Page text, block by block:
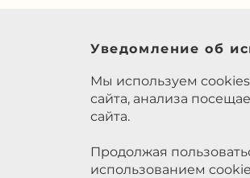
Уведомление об
Мы используем
сайта, анализа
сайта.
Продолжая
использованием